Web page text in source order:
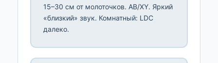
15–30 см от молоточков. AB/XY. Яркий
«близкий» звук. Комнатный: LDC
далеко.